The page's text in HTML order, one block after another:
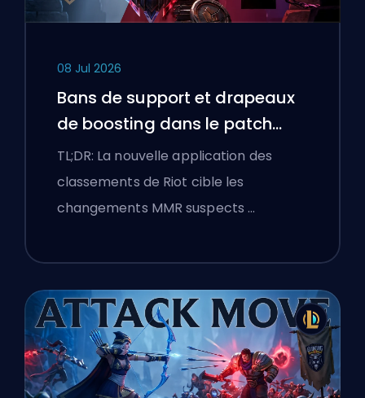
08 Jul 2026
Bans de support et drapeaux
de boosting dans le patch
25.18 de League of Legends
TL;DR: La nouvelle application des
classements de Riot cible les
changements MMR suspects …